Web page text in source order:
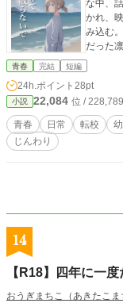
な中、
かれ、
み込む
だった
青春 完結 短編
24h.ポイント 28pt
小説 22,084 位 /
青春 日常 転校
じんわり
14
【R18】四年に一
おうぎまちこ（あきたこま